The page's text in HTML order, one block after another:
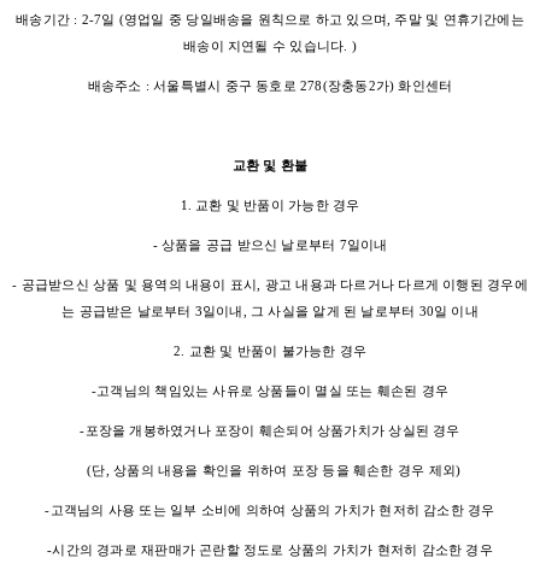
배송기간 : 2-7일 (영업일 중 당일배송을 원칙으로 하고 있으며, 주말 및 연휴기간에는
배송이 지연될 수 있습니다. )
배송주소 : 서울특별시 중구 동호로 278(장충동2가) 화인센터
교환 및 환불
1. 교환 및 반품이 가능한 경우
- 상품을 공급 받으신 날로부터 7일이내
- 공급받으신 상품 및 용역의 내용이 표시, 광고 내용과 다르거나 다르게 이행된 경우에
는 공급받은 날로부터 3일이내, 그 사실을 알게 된 날로부터 30일 이내
2. 교환 및 반품이 불가능한 경우
-고객님의 책임있는 사유로 상품들이 멸실 또는 훼손된 경우
-포장을 개봉하였거나 포장이 훼손되어 상품가치가 상실된 경우
(단, 상품의 내용을 확인을 위하여 포장 등을 훼손한 경우 제외)
-고객님의 사용 또는 일부 소비에 의하여 상품의 가치가 현저히 감소한 경우
-시간의 경과로 재판매가 곤란할 정도로 상품의 가치가 현저히 감소한 경우